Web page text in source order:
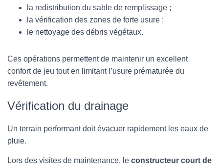
la redistribution du sable de remplissage ;
la vérification des zones de forte usure ;
le nettoyage des débris végétaux.
Ces opérations permettent de maintenir un excellent
confort de jeu tout en limitant l’usure prématurée du
revêtement.
Vérification du drainage
Un terrain performant doit évacuer rapidement les eaux de
pluie.
Lors des visites de maintenance, le constructeur court de